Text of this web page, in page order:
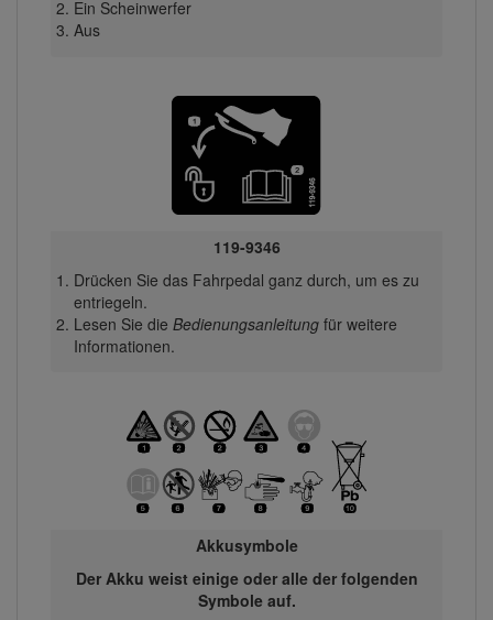
Ein Scheinwerfer
Aus
119-9346
Drücken Sie das Fahrpedal ganz durch, um es zu
entriegeln.
Lesen Sie die Bedienungsanleitungfür weitere
Informationen.
Akkusymbole
Der Akku weist einige oder alle der folgenden
Symbole auf.